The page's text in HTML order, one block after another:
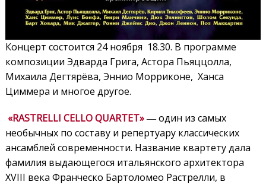
Концерт состоится 24 ноября 18.30. В программе
композиции Эдварда Грига, Астора Пьяццолла,
Михаила Дегтярёва, Эннио Морриконе, Ханса
Циммера и многое другое.
«RASTRELLI CELLO QUARTET»― один из самых
необычных по составу и репертуару классических
ансамблей современности. Название квартету дала
фамилия выдающегося итальянского архитектора
ХVIII века Франческо Бартоломео Растрелли, в